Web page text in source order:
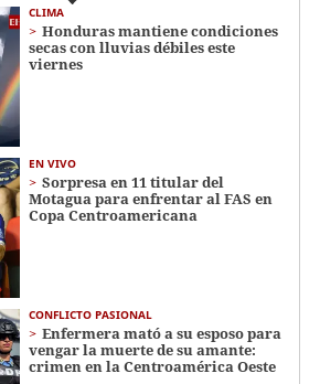
CLIMA
Honduras mantiene condiciones
secas con lluvias débiles este
viernes
EN VIVO
Sorpresa en 11 titular del
Motagua para enfrentar al FAS en
Copa Centroamericana
CONFLICTO PASIONAL
Enfermera mató a su esposo para
vengar la muerte de su amante:
crimen en la Centroamérica Oeste